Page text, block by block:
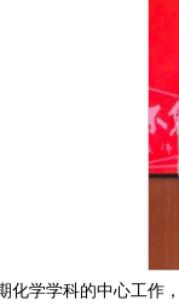
化学学科的中心工作